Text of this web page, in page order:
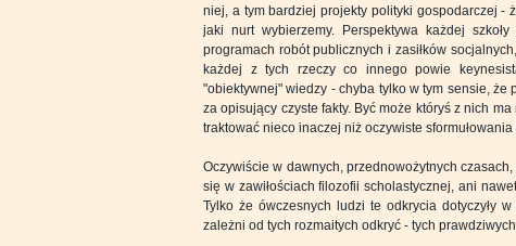
niej, a tym bardziej projekty polityki gospodarczej -
jaki nurt wybierzemy. Perspektywa każdej
programach robót publicznych i zasiłków
każdej z tych rzeczy co innego powie
"obiektywnej" wiedzy - chyba tylko w tym sensie, że
za opisujący czyste fakty. Być może któryś z nich
traktować nieco inaczej niż oczywiste
Oczywiście w dawnych, przednowożytnych
się w zawiłościach filozofii scholastycznej, ani
Tylko że ówczesnych ludzi te odkrycia dotyczyły
zależni od tych rozmaitych odkryć - tych